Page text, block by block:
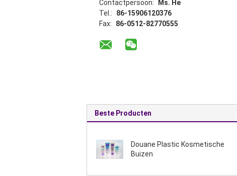
Contactpersoon:
Ms. He
Tel.:
86-15906120376
Fax:
86-0512-82770555
Beste Producten
Douane Plastic Kosmetische
Buizen